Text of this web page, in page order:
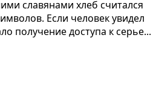
славянами хлеб считался
Если человек увидел
получение доступа к серье...